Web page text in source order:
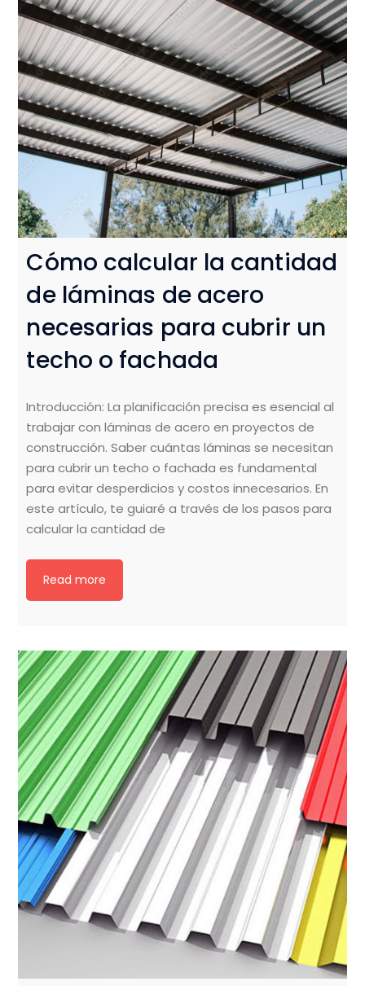
Cómo calcular la cantidad
de láminas de acero
necesarias para cubrir un
techo o fachada
Introducción: La planificación precisa es esencial al
trabajar con láminas de acero en proyectos de
construcción. Saber cuántas láminas se necesitan
para cubrir un techo o fachada es fundamental
para evitar desperdicios y costos innecesarios. En
este artículo, te guiaré a través de los pasos para
calcular la cantidad de
Read more